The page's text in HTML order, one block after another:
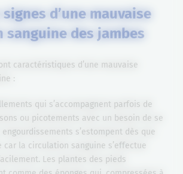
d’une mauvaise
des jambes
caractéristiques d’une mauvaise
:
qui s’accompagnent parfois de
ou picotements avec un besoin de se
engourdissements s’estompent dès que
car la circulation sanguine s’effectue
Les plantes des pieds